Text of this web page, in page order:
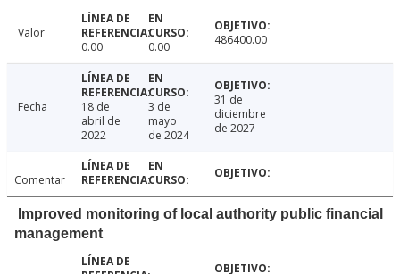
Valor
0.00
0.00 486400.00
Fecha
18 de
abril de
2022
3 de
mayo
de 2024
31 de
diciembre
de 2027
Comentar
Improved monitoring of local authority public financial
management